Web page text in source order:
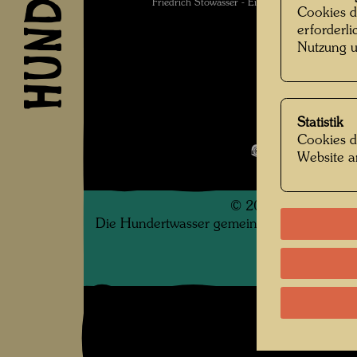
Friedrich Stowasser - Eine Kindheit in der
Kindheit und
© 2026
Die Hundertwasser gemeinnützige
Cookies
Nutzung
Statistik
Cookies
Website